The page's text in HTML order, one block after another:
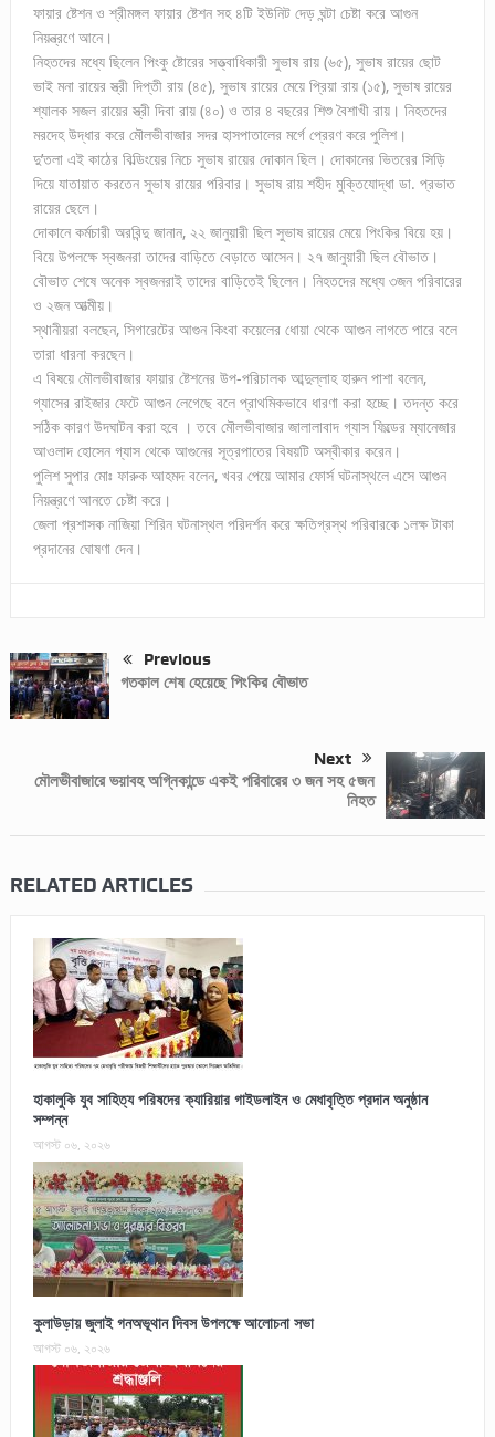
ফায়ার ষ্টেশন ও শ্রীমঙ্গল ফায়ার ষ্টেশন সহ ৪টি ইউনিট দেড় ঘন্টা চেষ্টা করে আগুন
নিয়ন্ত্রণে আনে।
নিহতদের মধ্যে ছিলেন পিংকু ষ্টোরের সত্ত্বাধিকারী সুভাষ রায় (৬৫), সুভাষ রায়ের ছোট
ভাই মনা রায়ের স্ত্রী দিপ্তী রায় (৪৫), সুভাষ রায়ের মেয়ে প্রিয়া রায় (১৫), সুভাষ রায়ের
শ্যালক সজল রায়ের স্ত্রী দিবা রায় (৪০) ও তার ৪ বছরের শিশু বৈশাখী রায়। নিহতদের
মরদেহ উদ্ধার করে মৌলভীবাজার সদর হাসপাতালের মর্গে প্রেরণ করে পুলিশ।
দু’তলা এই কাঠের বিল্ডিংয়ের নিচে সুভাষ রায়ের দোকান ছিল। দোকানের ভিতরের সিড়ি
দিয়ে যাতায়াত করতেন সুভাষ রায়ের পরিবার। সুভাষ রায় শহীদ মুক্তিযোদ্ধা ডা. প্রভাত
রায়ের ছেলে।
দোকানে কর্মচারী অরবিন্দু জানান, ২২ জানুয়ারী ছিল সুভাষ রায়ের মেয়ে পিংকির বিয়ে হয়।
বিয়ে উপলক্ষে স্বজনরা তাদের বাড়িতে বেড়াতে আসেন। ২৭ জানুয়ারী ছিল বৌভাত।
বৌভাত শেষে অনেক স্বজনরাই তাদের বাড়িতেই ছিলেন। নিহতদের মধ্যে ৩জন পরিবারের
ও ২জন আত্মীয়।
স্থানীয়রা বলছেন, সিগারেটের আগুন কিংবা কয়েলের ধোয়া থেকে আগুন লাগতে পারে বলে
তারা ধারনা করছেন।
এ বিষয়ে মৌলভীবাজার ফায়ার ষ্টেশনের উপ-পরিচালক আব্দুল্লাহ হারুন পাশা বলেন,
গ্যাসের রাইজার ফেটে আগুন লেগেছে বলে প্রাথমিকভাবে ধারণা করা হচ্ছে। তদন্ত করে
সঠিক কারণ উদঘাটন করা হবে । তবে মৌলভীবাজার জালালাবাদ গ্যাস ফিল্ডের ম্যানেজার
আওলাদ হোসেন গ্যাস থেকে আগুনের সূত্রপাতের বিষয়টি অস্বীকার করেন।
পুলিশ সুপার মোঃ ফারুক আহমদ বলেন, খবর পেয়ে আমার ফোর্স ঘটনাস্থলে এসে আগুন
নিয়ন্ত্রণে আনতে চেষ্টা করে।
জেলা প্রশাসক নাজিয়া শিরিন ঘটনাস্থল পরিদর্শন করে ক্ষতিগ্রস্থ পরিবারকে ১লক্ষ টাকা
প্রদানের ঘোষণা দেন।
Previous
গতকাল শেষ হেয়েছে পিংকির বৌভাত
Next
মৌলভীবাজারে ভয়াবহ অগ্নিকান্ডে একই পরিবারের ৩ জন সহ ৫জন
নিহত
RELATED ARTICLES
হাকালুকি যুব সাহিত্য পরিষদের ক্যারিয়ার গাইডলাইন ও মেধাবৃত্তি প্রদান অনুষ্ঠান
সম্পন্ন
আগস্ট ০৬, ২০২৬
কুলাউড়ায় জুলাই গনঅভূথান দিবস উপলক্ষে আলোচনা সভা
আগস্ট ০৬, ২০২৬